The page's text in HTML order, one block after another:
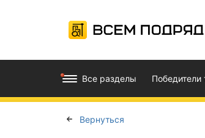
Все разделы Победители
Вернуться